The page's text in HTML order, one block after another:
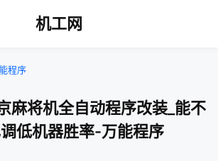
机工网
程序
麻将机全自动程序改装_能不
低机器胜率-万能程序